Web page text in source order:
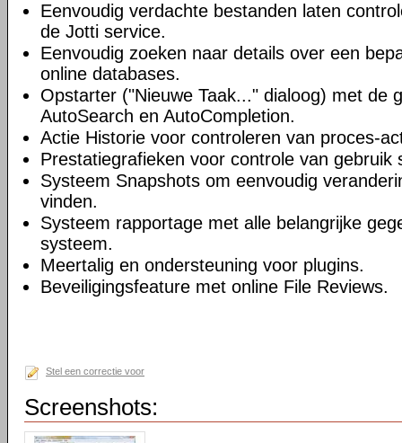
Eenvoudig verdachte bestanden laten
de Jotti service.
Eenvoudig zoeken naar details over een
online databases.
Opstarter ("Nieuwe Taak..." dialoog) met de
AutoSearch en AutoCompletion.
Actie Historie voor controleren van proces-
Prestatiegrafieken voor controle van gebruik
Systeem Snapshots om eenvoudig
vinden.
Systeem rapportage met alle belangrijke
systeem.
Meertalig en ondersteuning voor plugins.
Beveiligingsfeature met online File Reviews.
Stel een correctie voor
Screenshots: